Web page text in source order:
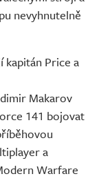
nevyhnutelně
kapitán Price a
Makarov
141 bojovat
a
Warfare